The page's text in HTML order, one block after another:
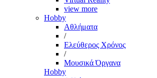
view more
Hobby
Αθλήματα
/
Ελεύθερος Χρόνος
/
Μουσικά Όργανα
Hobby